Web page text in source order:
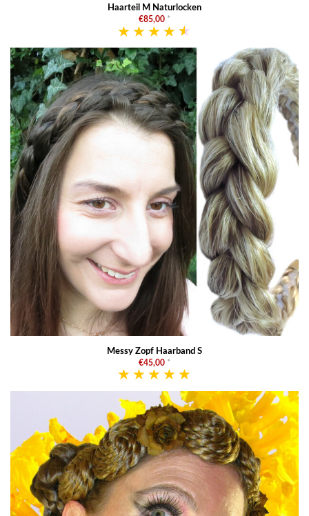
Haarteil M Naturlocken
€85,00 *
Messy Zopf Haarband S
€45,00 *